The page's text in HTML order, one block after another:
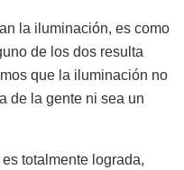
la iluminación, es como
de los dos resulta
que la iluminación no
de la gente ni sea un
totalmente lograda,